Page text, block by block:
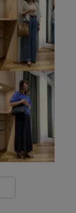
プス
きれいめ
ワンピース
シンプル
トレンド感